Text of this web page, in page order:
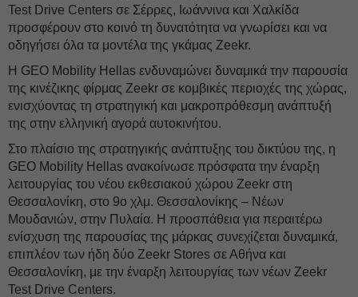
Test Drive Centers σε Σέρρες, Ιωάννινα και Χαλκίδα
προσφέρουν στο κοινό τη δυνατότητα να γνωρίσει και να
οδηγήσει όλα τα μοντέλα της γκάμας Zeekr.
Η GEO Mobility Hellas ενδυναμώνει δυναμικά την παρουσία
της κινέζικης φίρμας Zeekr σε κομβικές περιοχές της χώρας,
ενισχύοντας τη στρατηγική και μακροπρόθεσμη ανάπτυξή
της στην ελληνική αγορά αυτοκινήτου.
Στο πλαίσιο της στρατηγικής ανάπτυξης του δικτύου της, η
GEO Mobility Hellas ανακοίνωσε πρόσφατα την έναρξη
λειτουργίας του νέου εκθεσιακού χώρου Zeekr στη
Θεσσαλονίκη, στο 9ο χλμ. Θεσσαλονίκης – Νέων
Μουδανιών, στην Πυλαία. Η προσπάθεια για περαιτέρω
ενίσχυση της παρουσίας της μάρκας συνεχίζεται δυναμικά,
επιπλέον των ήδη δύο Zeekr Stores σε Αθήνα και
Θεσσαλονίκη, με την έναρξη λειτουργίας των νέων Zeekr
Test Drive Centers.